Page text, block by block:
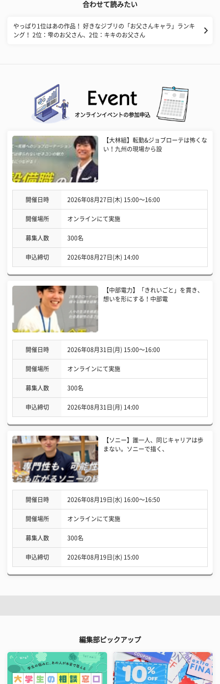
合わせて読みたい
やっぱり1位はあの作品！ 好きなジブリの「お父さんキャラ」ランキ
ング！ 2位：雫のお父さん、2位：キキのお父さん
オンラインイベントの参加申込
【大林組】転勤&ジョブローテは怖くな
い！九州の現場から設
開催日時 2026年08月27日(木) 15:00〜16:00
開催場所 オンラインにて実施
募集人数 300名
申込締切 2026年08月27日(木) 14:00
【中部電力】「きれいごと」を貫き、
想いを形にする！中部電
開催日時 2026年08月31日(月) 15:00〜16:00
開催場所 オンラインにて実施
募集人数 300名
申込締切 2026年08月31日(月) 14:00
【ソニー】誰一人、同じキャリアは歩
まない。ソニーで描く、
開催日時 2026年08月19日(水) 16:00〜16:50
開催場所 オンラインにて実施
募集人数 300名
申込締切 2026年08月19日(水) 15:00
編集部ピックアップ